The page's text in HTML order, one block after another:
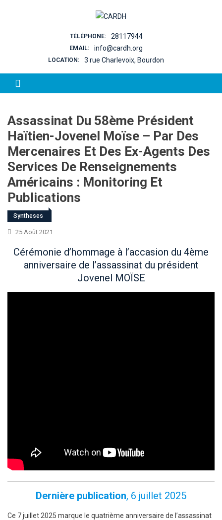
TÉLÉPHONE: 28117944
EMAIL: info@cardh.org
LOCATION: 3 rue Charlevoix, Bourdon
Assassinat Du 58ème Président
Haïtien-Jovenel Moïse – Par Des
Mercenaires Et Des Ex-Agents Des
Services De Renseignements
Américains : Monitoring Et
Publications
Syntheses
25 Août 2021
Cérémonie d’hommage à l’accasion du 4ème
anniversaire de l’assassinat du président
Jovenel MOÏSE
Dernière publication, 6 juillet 2025
Ce 7 juillet 2025 marque le quatrième anniversaire de l’assassinat